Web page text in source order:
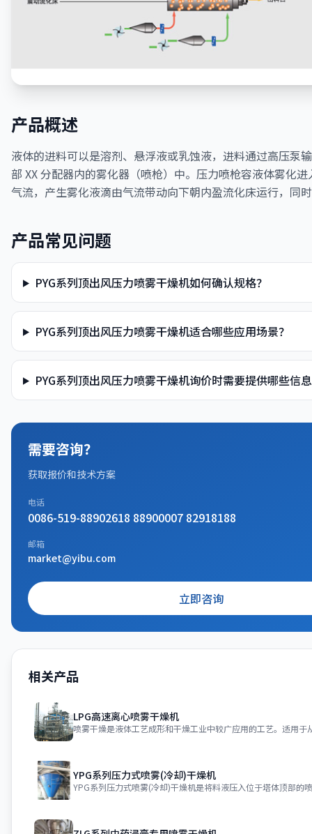
产品概述
液体的进料可以是溶剂、悬浮液或乳蚀液，进料通过高压泵
部 XX 分配器内的雾化器（喷枪）中。压力喷枪容液体雾化
气流，产生雾化液滴由气流带动向下朝内盈流化床运行，同
产品常见问题
PYG系列顶出风压力喷雾干燥机如何确认规格？
PYG系列顶出风压力喷雾干燥机适合哪些应用场景？
PYG系列顶出风压力喷雾干燥机询价时需要提供哪些信
需要咨询？
获取报价和技术方案
电话
0086-519-88902618 88900007 82918188
邮箱
market@yibu.com
立即咨询
相关产品
LPG高速离心喷雾干燥机
YPG系列压力式喷雾(冷却)干燥机